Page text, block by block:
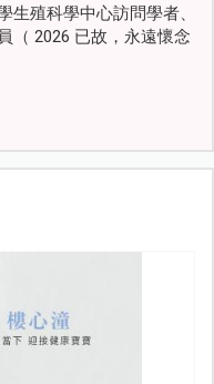
生殖科學中心訪問學者、
（ 2026 已故，永遠懷念